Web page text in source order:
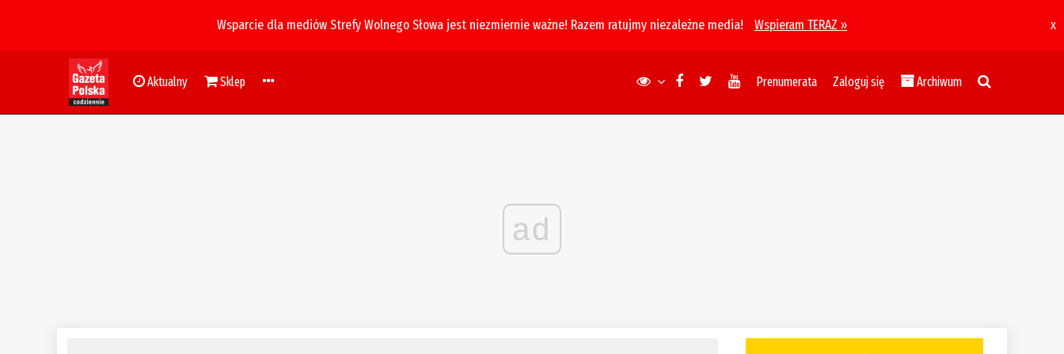
Wsparcie dla mediów Strefy Wolnego Słowa jest niezmiernie ważne! Razem ratujmy niezależne media! Wspieram TERAZ » x
Aktualny Sklep Prenumerata Zaloguj się Archiwum
ad